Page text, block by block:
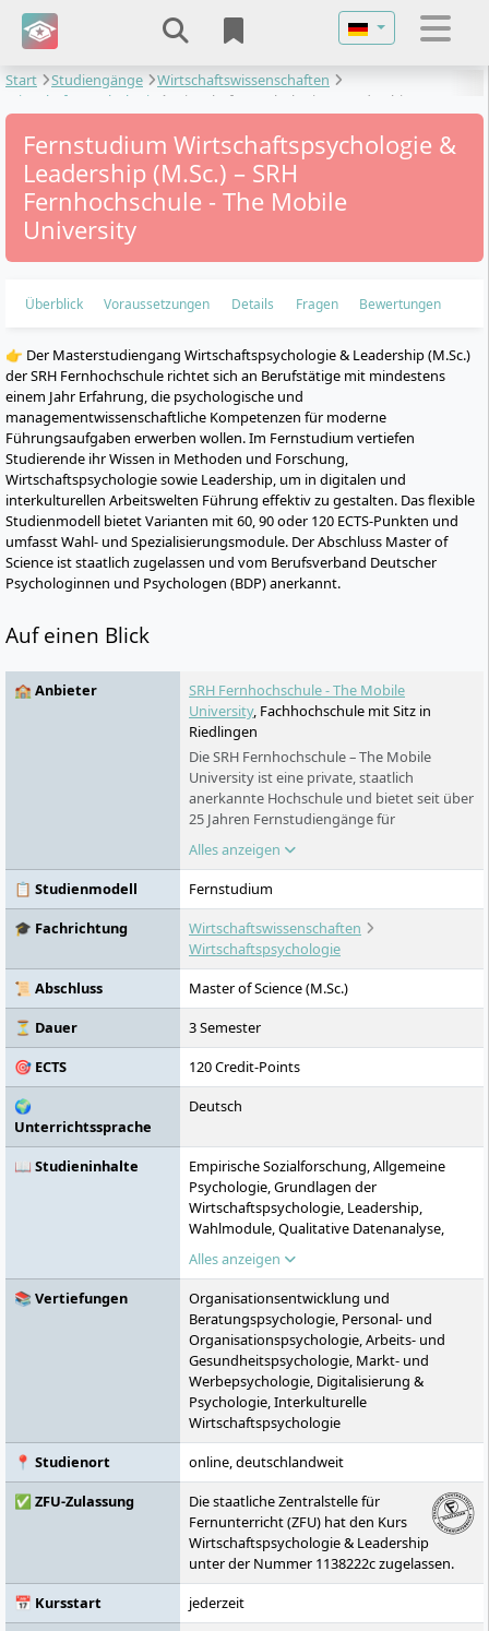
Sprache
Start Studiengänge
Wirtschaftswissenschaften
Wirtschaftspsychologie
Wirtschaftspsychologie & Leadership
Fernstudium Wirtschaftspsychologie &
Leadership (M.Sc.) – SRH
Fernhochschule - The Mobile
University
Überblick Voraussetzungen Details Fragen Bewertungen
👉 Der Masterstudiengang Wirtschaftspsychologie & Leadership (M.Sc.)
der SRH Fernhochschule richtet sich an Berufstätige mit mindestens
einem Jahr Erfahrung, die psychologische und
managementwissenschaftliche Kompetenzen für moderne
Führungsaufgaben erwerben wollen. Im Fernstudium vertiefen
Studierende ihr Wissen in Methoden und Forschung,
Wirtschaftspsychologie sowie Leadership, um in digitalen und
interkulturellen Arbeitswelten Führung effektiv zu gestalten. Das flexible
Studienmodell bietet Varianten mit 60, 90 oder 120 ECTS-Punkten und
umfasst Wahl- und Spezialisierungsmodule. Der Abschluss Master of
Science ist staatlich zugelassen und vom Berufsverband Deutscher
Psychologinnen und Psychologen (BDP) anerkannt.
Auf einen Blick
🏫 Anbieter
SRH Fernhochschule - The Mobile
University, Fachhochschule mit Sitz in
Riedlingen
Die SRH Fernhochschule – The Mobile
University ist eine private, staatlich
anerkannte Hochschule und bietet seit über
25 Jahren Fernstudiengänge für
Berufstätige und Studierende mit
persönlichen Verpflichtungen an. Mit ihren
Bachelor- und Master-Studiengängen in
Psychologie und Soziales über Design und
Kommunikation bis hin zu Nachhaltigkeit
und Wirtschaft - ist sie eine der führenden
Fernhochschulen in Deutschland.
Alles anzeigen
📋 Studienmodell
Fernstudium
🎓 Fachrichtung
Wirtschaftswissenschaften
Wirtschaftspsychologie
📜 Abschluss
Master of Science (M.Sc.)
⏳ Dauer
3 Semester
🎯 ECTS
120 Credit-Points
🌍
Unterrichtssprache
Deutsch
📖 Studieninhalte
Empirische Sozialforschung, Allgemeine
Psychologie, Grundlagen der
Wirtschaftspsychologie, Leadership,
Wahlmodule, Qualitative Datenanalyse,
Persönlichkeits- und Sozialpsychologie,
Digital Leadership & Transformation,
Spezialisierungsmodul, Quantitative
Datenanalyse, Positive Psychologie &
Leadership, Master-Thesis
Alles anzeigen
📚 Vertiefungen
Organisationsentwicklung und
Beratungspsychologie, Personal- und
Organisationspsychologie, Arbeits- und
Gesundheitspsychologie, Markt- und
Werbepsychologie, Digitalisierung &
Psychologie, Interkulturelle
Wirtschaftspsychologie
📍 Studienort
online, deutschlandweit
✅ ZFU-Zulassung
Die staatliche Zentralstelle für
Fernunterricht (ZFU) hat den Kurs
Wirtschaftspsychologie & Leadership
unter der Nummer 1138222c zugelassen.
📅 Kursstart
jederzeit